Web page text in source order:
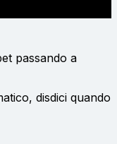
passando a
disdici quando